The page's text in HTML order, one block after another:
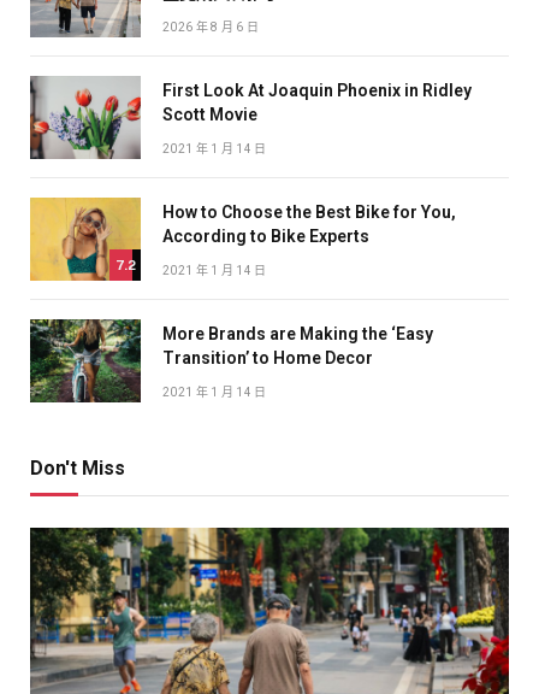
2026 年 8 月 6 日
First Look At Joaquin Phoenix in Ridley
Scott Movie
2021 年 1 月 14 日
7.2
How to Choose the Best Bike for You,
According to Bike Experts
2021 年 1 月 14 日
More Brands are Making the ‘Easy
Transition’ to Home Decor
2021 年 1 月 14 日
Don't Miss